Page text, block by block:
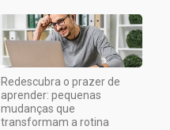
Redescubra o prazer de
aprender: pequenas
mudanças que
transformam a rotina